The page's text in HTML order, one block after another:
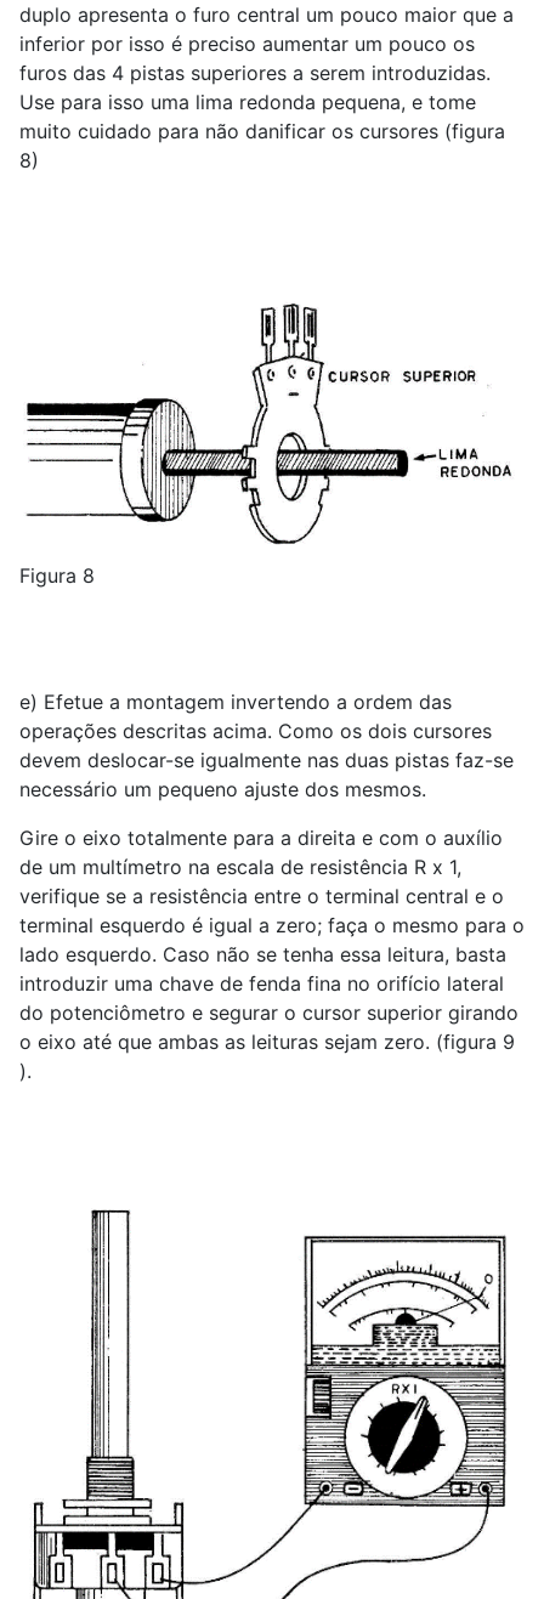
duplo apresenta o furo central um pouco maior que a
inferior por isso é preciso aumentar um pouco os
furos das 4 pistas superiores a serem introduzidas.
Use para isso uma lima redonda pequena, e tome
muito cuidado para não danificar os cursores (figura
8)
Figura 8
e) Efetue a montagem invertendo a ordem das
operações descritas acima. Como os dois cursores
devem deslocar-se igualmente nas duas pistas faz-se
necessário um pequeno ajuste dos mesmos.
Gire o eixo totalmente para a direita e com o auxílio
de um multímetro na escala de resistência R x 1,
verifique se a resistência entre o terminal central e o
terminal esquerdo é igual a zero; faça o mesmo para o
lado esquerdo. Caso não se tenha essa leitura, basta
introduzir uma chave de fenda fina no orifício lateral
do potenciômetro e segurar o cursor superior girando
o eixo até que ambas as leituras sejam zero. (figura 9
).